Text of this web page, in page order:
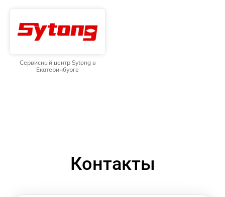
Сервисный центр Sytong в
Екатеринбурге
Контакты